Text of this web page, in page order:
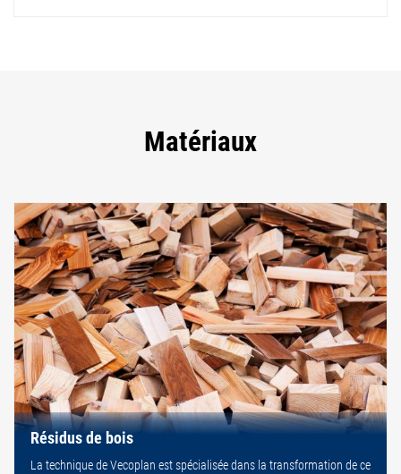
Matériaux
Résidus de bois
La technique de Vecoplan est spécialisée dans la transformation de ce